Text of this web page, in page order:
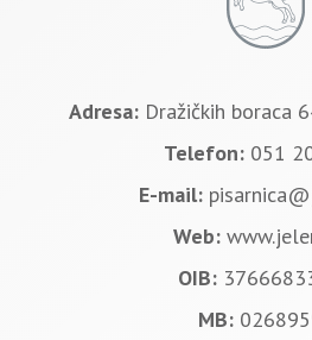
Adresa: Dražičkih boraca
Telefon: 051
E-mail:
Web:
OIB:
MB: